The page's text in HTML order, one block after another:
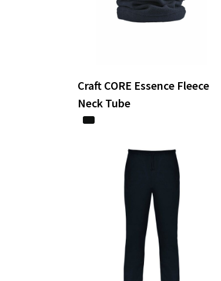
Craft CORE Essence Fleece
Neck Tube